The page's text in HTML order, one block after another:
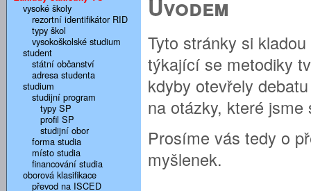
vysoké školy
rezortní identifikátor RID
typy škol
vysokoškolské studium
student
státní občanství
adresa studenta
studium
studijní program
typy SP
profil SP
studijní obor
forma studia
místo studia
financování studia
oborová klasifikace
převod na ISCED
Úvodem
Tyto stránky si
týkající se metodiky
kdyby otevřely
na otázky, které
Prosíme vás tedy o
myšlenek.